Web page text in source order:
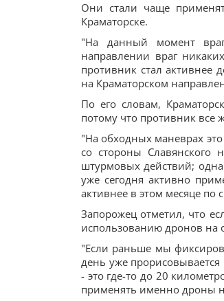
Они стали чаще
Краматорске.
"На данный момент
направлении враг
противник стал активнее
на Краматорском
По его словам,
потому что противник все
"На обходных маневрах
со стороны Славянского
штурмовых действий;
уже сегодня активно
активнее в этом месяце
Запорожец отметил, что
использованию дронов на
"Если раньше мы
день уже прорисовывается
- это где-то до 20
применять именно дроны